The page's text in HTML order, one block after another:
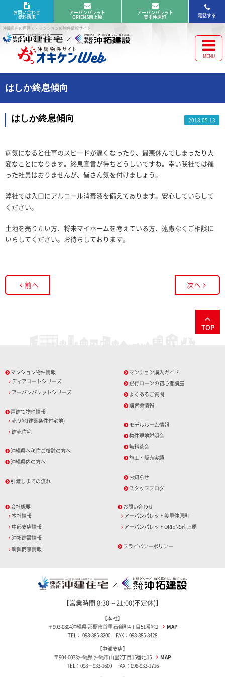
沖縄県内の戸建て・マンションの物件情報サイト
電話する
アーバンパレット
美里仲原町
アーバンパレット
ORIENS南上原
お問い合わせ
資料請求
はしか終息傾向
はしか終息傾向 2018.05.13
病気になると仕事のスピードが遅くなったり、最悪休んでしまったり大
変なことになります。終息宣言が待ちどうしいですね。幸い我社では罹
った社員はおりませんが、皆さん気を付けましょう。
弊社では入口にアルコール消毒液を備えてあります。安心していらして
ください。
土地を売りたい方、将来マイホームを考えている方、遠慮なくご相談に
いらしてください。お待ちしております。
次へ
前へ
TOP
マンション物件情報
ディアコートシリーズ
アーバンパレットシリーズ
戸建て物件情報
売り地(建築条件付宅地)
建売住宅
沖縄県へ移住ご検討の方へ
沖縄県内の方へ
引渡しまでの流れ
マンション購入ガイド
銀行ローンの初心者講座
よくあるご質問
講習会情報
モデルルーム情報
物件現地説明会
無料茶会
施工・販売実績
お知らせ
スタッフブログ
会社概要
本社情報
中部支店情報
沖拓建設情報
新興商事情報
お問い合わせ
アーバンパレット美里仲原町
アーバンパレットORIENS南上原
プライバシーポリシー
【営業時間 8:30～21:00(不定休)】
【本社】
〒903-0804沖縄県 那覇市首里石嶺町4丁目51番地2
MAP
TEL： 098-885-8200 FAX：098-885-8428
【中部支店】
〒904-0033沖縄県 沖縄市山里2丁目15番地15
MAP
TEL：098－933-1600 FAX：098-933-1716